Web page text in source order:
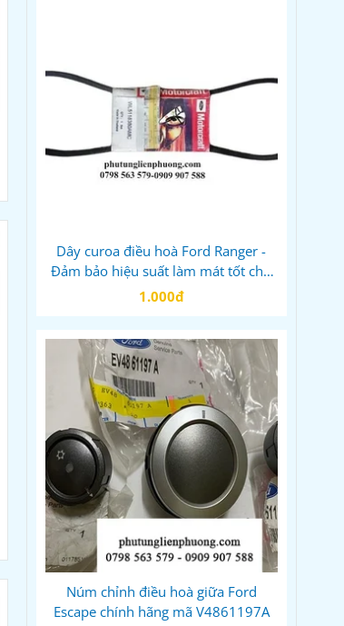
Dây curoa điều hoà Ford Ranger -
Đảm bảo hiệu suất làm mát tốt cho
xe của bạn
1.000đ
Núm chỉnh điều hoà giữa Ford
Escape chính hãng mã V4861197A